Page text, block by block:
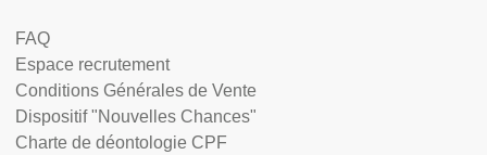
FAQ
Espace recrutement
Conditions Générales de Vente
Dispositif "Nouvelles Chances"
Charte de déontologie CPF